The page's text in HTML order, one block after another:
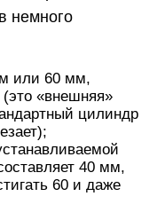
немного
или 60 мм,
«внешняя»
цилиндр
40 мм,
60 и даже